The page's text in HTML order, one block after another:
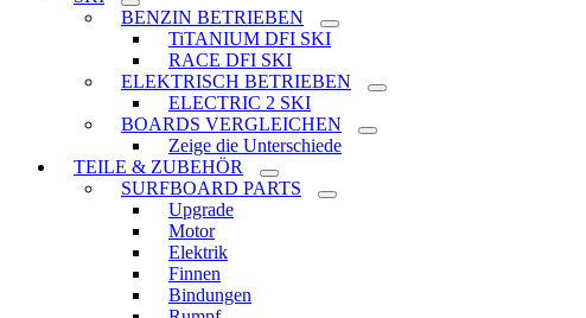
BENZIN BETRIEBEN
TiTANIUM DFI SKI
RACE DFI SKI
ELEKTRISCH BETRIEBEN
ELECTRIC 2 SKI
BOARDS VERGLEICHEN
Zeige die Unterschiede
TEILE & ZUBEHÖR
SURFBOARD PARTS
Upgrade
Motor
Elektrik
Finnen
Bindungen